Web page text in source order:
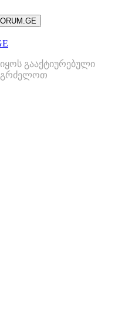
გააქტიურებული